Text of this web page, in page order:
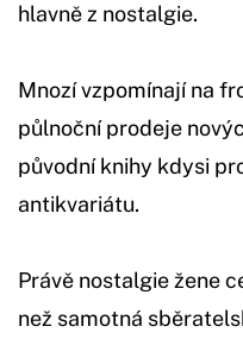
hlavně z nostalgie.
Mnozí vzpomínají na
půlnoční prodeje
původní knihy kdysi
antikvariátu.
Právě nostalgie žene
než samotná